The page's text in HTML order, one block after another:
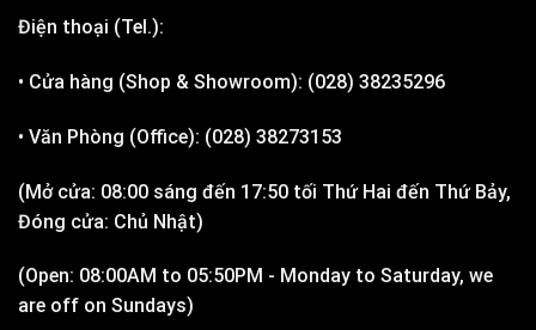
Điện thoại (Tel.):
• Cửa hàng (Shop & Showroom): (028) 38235296
• Văn Phòng (Office): (028) 38273153
(Mở cửa: 08:00 sáng đến 17:50 tối Thứ Hai đến Thứ Bảy,
Đóng cửa: Chủ Nhật)
(Open: 08:00AM to 05:50PM - Monday to Saturday, we
are off on Sundays)